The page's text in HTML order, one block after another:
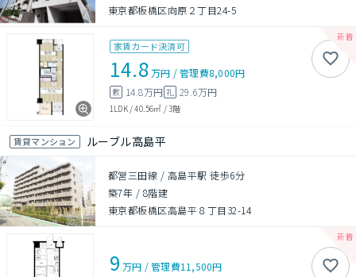
東京都板橋区向原２丁目24-5
家賃カード決済可
14.8万円 /管理費8,000円
敷 14.8万円 礼 29.6万円
1LDK/40.56㎡ /3階
賃貸マンション ルーブル高島平
都営三田線 / 高島平駅 徒歩6分
築7年 / 8階建
東京都板橋区高島平８丁目32-14
9 万円 /管理費11,500円